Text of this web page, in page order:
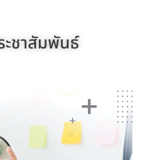
ะชาสัมพันธ์